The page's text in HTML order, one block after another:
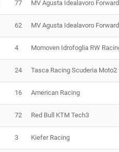
77 MV Agusta Idealavoro Forward
62 MV Agusta Idealavoro Forward
4 Momoven Idrofoglia RW
24 Tasca Racing Scuderia Moto2
16 American Racing
72 Red Bull KTM Tech3
3 Kiefer Racing